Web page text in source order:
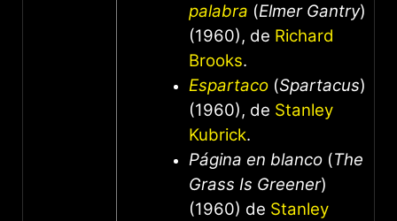
palabra (Elmer Gantry)
(1960), de Richard
Brooks.
Espartaco (Spartacus)
(1960), de Stanley
Kubrick.
Página en blanco (The
Grass Is Greener)
(1960) de Stanley